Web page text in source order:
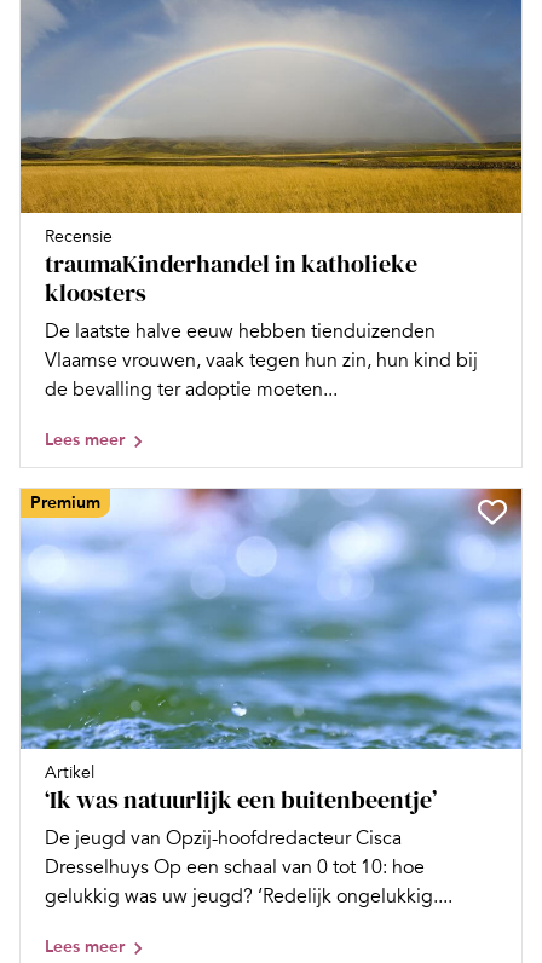
Recensie
traumaKinderhandel in katholieke
kloosters
De laatste halve eeuw hebben tienduizenden
Vlaamse vrouwen, vaak tegen hun zin, hun kind bij
de bevalling ter adoptie moeten...
Lees meer
Premium
Artikel
‘Ik was natuurlijk een buitenbeentje’
De jeugd van Opzij-hoofdredacteur Cisca
Dresselhuys Op een schaal van 0 tot 10: hoe
gelukkig was uw jeugd? ‘Redelijk ongelukkig....
Lees meer